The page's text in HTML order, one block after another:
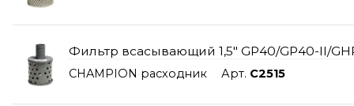
Фильтр всасывающий 1,5" GP40/GP40-ll/
CHAMPION расходник Арт. C2515